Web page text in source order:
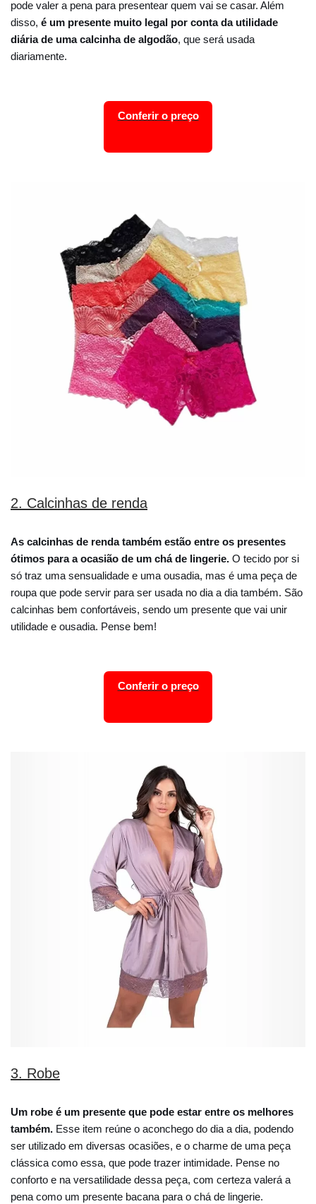
pode valer a pena para presentear quem vai se casar. Além
disso, é um presente muito legal por conta da utilidade
diária de uma calcinha de algodão, que será usada
diariamente.
Conferir o preço
2. Calcinhas de renda
As calcinhas de renda também estão entre os presentes
ótimos para a ocasião de um chá de lingerie. O tecido por si
só traz uma sensualidade e uma ousadia, mas é uma peça de
roupa que pode servir para ser usada no dia a dia também. São
calcinhas bem confortáveis, sendo um presente que vai unir
utilidade e ousadia. Pense bem!
Conferir o preço
3. Robe
Um robe é um presente que pode estar entre os melhores
também. Esse item reúne o aconchego do dia a dia, podendo
ser utilizado em diversas ocasiões, e o charme de uma peça
clássica como essa, que pode trazer intimidade. Pense no
conforto e na versatilidade dessa peça, com certeza valerá a
pena como um presente bacana para o chá de lingerie.